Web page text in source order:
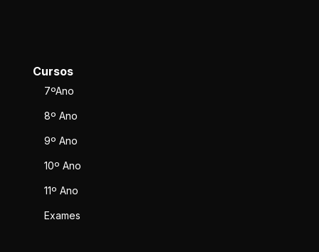
Cursos
7ºAno
8º Ano
9º Ano
10º Ano
11º Ano
Exames